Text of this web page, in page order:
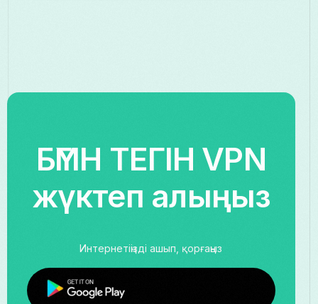
БҮГІН ТЕГІН VPN
жүктеп алыңыз
Интернетіңізді ашып, қорғаңыз